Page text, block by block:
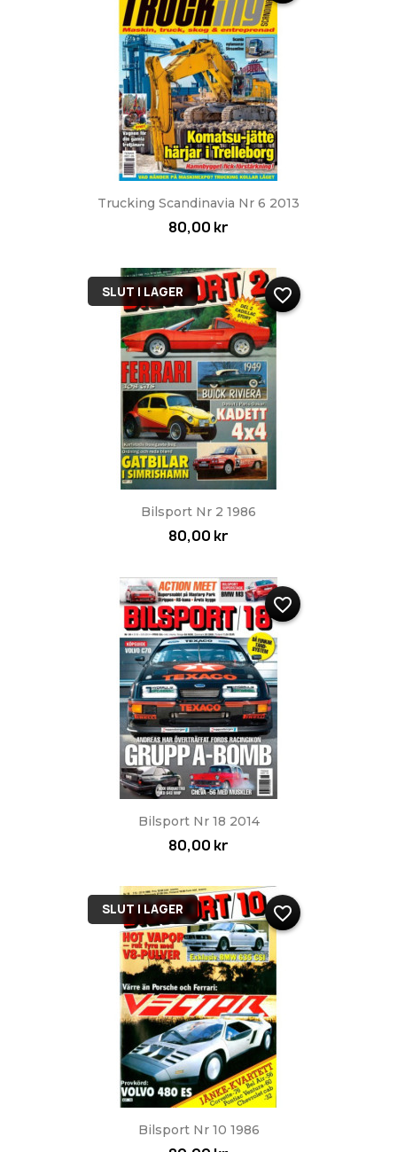
Trucking Scandinavia Nr 6 2013
80,00 kr
Bilsport Nr 2 1986
80,00 kr
SLUT I LAGER favorite_border
Bilsport Nr 18 2014
80,00 kr
favorite_border
Bilsport Nr 10 1986
SLUT I LAGER favorite_border